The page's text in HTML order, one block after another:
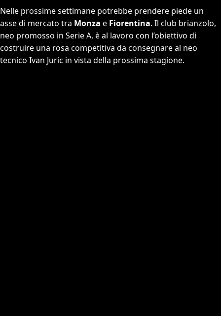
Nelle prossime settimane potrebbe prendere piede un
asse di mercato tra Monza e Fiorentina. Il club brianzolo,
neo promosso in Serie A, è al lavoro con l’obiettivo di
costruire una rosa competitiva da consegnare al neo
tecnico Ivan Juric in vista della prossima stagione.